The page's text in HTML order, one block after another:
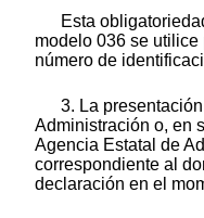
Esta
modelo 036 se
número de
3. La
Administración o, en
Agencia Estatal de
correspondiente al
declaración en el